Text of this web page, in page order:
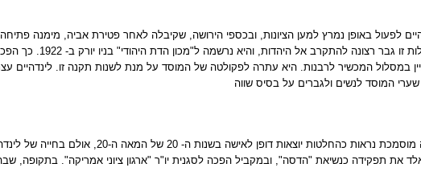
לפעול באופן נמרץ למען הציונות, ובכספי הירושה, שקיבלה לאחר פטירת אביה, מימנה
אל היהדות, והיא נרשמה ל"מכון הדת היהודי" בניו יורק ב- 1922. כך הפכה להיות האישה הראשונה, שלמדה במוסד זה.
במסלול המכשיר לרבנות. היא עתרה לפקולטה של המוסד על מנת לשנות תקנה זו. לינדהיים
ההחלטות להפוך לנהגת צבאית ולאחר
1926 ירשה מהנרייטה סאלד את תפקידה כנשיאת "הדסה", ובמקביל הפכה לסגנית יו"ר "ארגון ציוני